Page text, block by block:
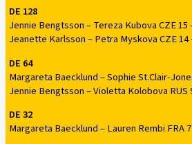
DE 128
Jennie Bengtsson – Tereza Kubova CZE 15
Jeanette Karlsson – Petra Myskova CZE 14
DE 64
Margareta Baecklund – Sophie St.Clair-
Jennie Bengtsson – Violetta Kolobova RUS
DE 32
Margareta Baecklund – Lauren Rembi FRA